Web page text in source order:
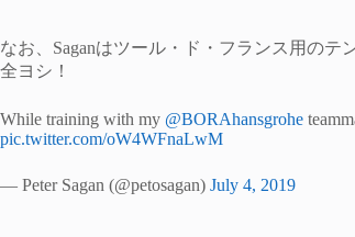
なお、Saganはツール・ド・フランス用の
全ヨシ！
While training with my @BORAhansgrohe
pic.twitter.com/oW4WFnaLwM
— Peter Sagan (@petosagan) July 4, 2019